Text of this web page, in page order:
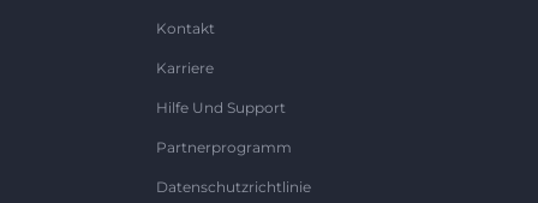
Kontakt
Karriere
Hilfe Und Support
Partnerprogramm
Datenschutzrichtlinie